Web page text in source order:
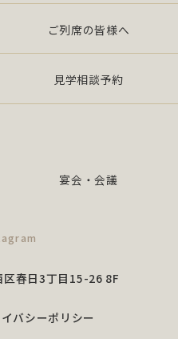
ご列席の皆様へ
見学相談予約
宴会・会議
バシーポリシー
春日3丁目15-26 8F